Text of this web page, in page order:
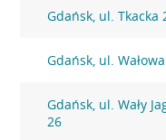
Gdańsk, ul. Tkacka
Gdańsk, ul.
Gdańsk, ul. Wały
26